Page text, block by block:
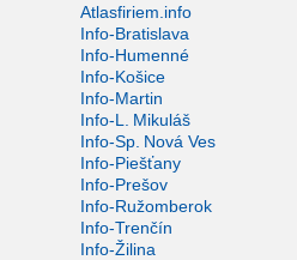
Atlasfiriem.info
Info-Bratislava
Info-Humenné
Info-Košice
Info-Martin
Info-L. Mikuláš
Info-Sp. Nová Ves
Info-Piešťany
Info-Prešov
Info-Ružomberok
Info-Trenčín
Info-Žilina